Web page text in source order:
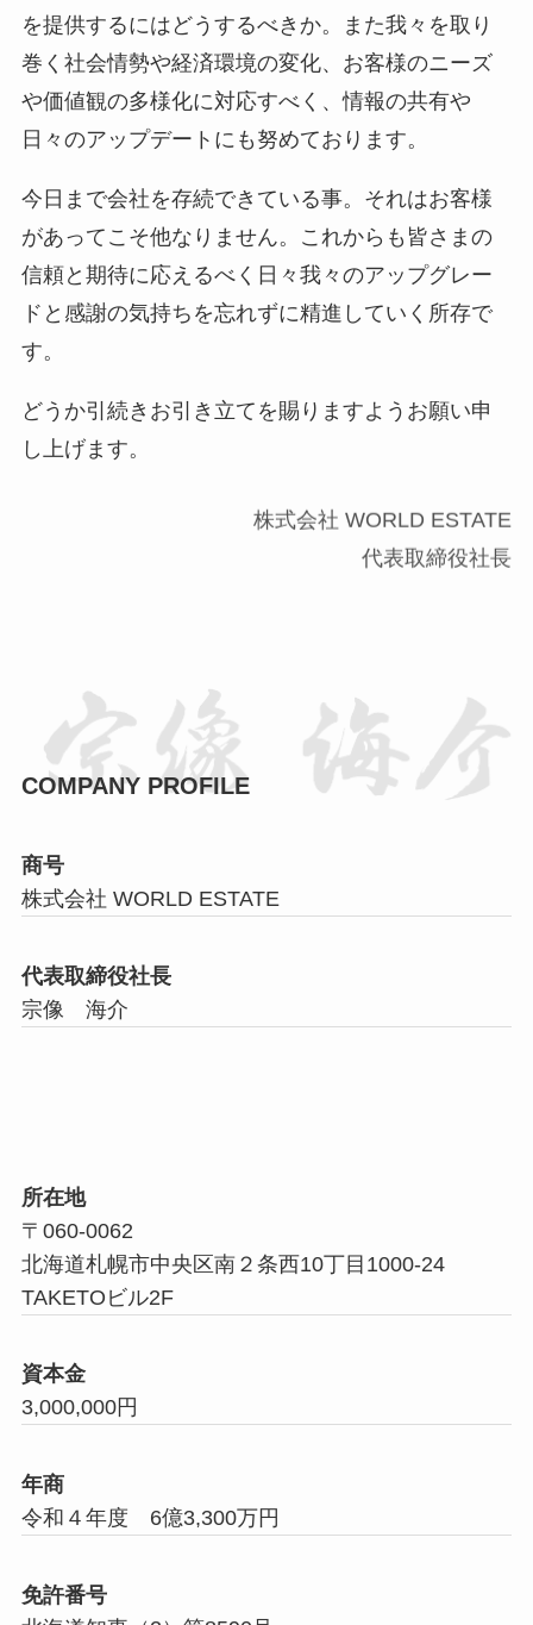
を提供するにはどうするべきか。また我々を取り
巻く社会情勢や経済環境の変化、お客様のニーズ
や価値観の多様化に対応すべく、情報の共有や
日々のアップデートにも努めております。
今日まで会社を存続できている事。それはお客様
があってこそ他なりません。これからも皆さまの
信頼と期待に応えるべく日々我々のアップグレー
ドと感謝の気持ちを忘れずに精進していく所存で
す。
どうか引続きお引き立てを賜りますようお願い申
し上げます。
株式会社 WORLD ESTATE
代表取締役社長
COMPANY PROFILE
商号
株式会社 WORLD ESTATE
代表取締役社長
宗像 海介
所在地
〒060-0062
北海道札幌市中央区南２条西10丁目1000-24
TAKETOビル2F
資本金
3,000,000円
年商
令和４年度 6億3,300万円
免許番号